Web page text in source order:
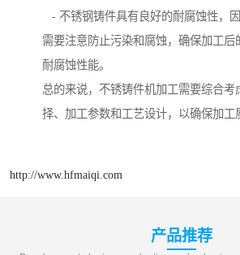
- 不锈钢铸件具有良好的耐腐蚀性，
需要注意防止污染和腐蚀，确保加工后
耐腐蚀性能。
总的来说，不锈铸件机加工需要综合考
择、加工参数和工艺设计，以确保加工
http://www.hfmaiqi.com
产品推荐